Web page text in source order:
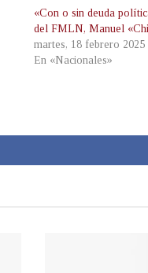
«Con o sin deuda
del FMLN, Manuel
martes, 18 febrero 2025
En «Nacionales»